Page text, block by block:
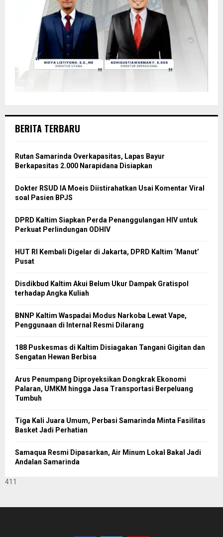
BERITA TERBARU
Rutan Samarinda Overkapasitas, Lapas Bayur
Berkapasitas 2.000 Narapidana Disiapkan
Dokter RSUD IA Moeis Diistirahatkan Usai Komentar Viral
soal Pasien BPJS
DPRD Kaltim Siapkan Perda Penanggulangan HIV untuk
Perkuat Perlindungan ODHIV
HUT RI Kembali Digelar di Jakarta, DPRD Kaltim ‘Manut’
Pusat
Disdikbud Kaltim Akui Belum Ukur Dampak Gratispol
terhadap Angka Kuliah
BNNP Kaltim Waspadai Modus Narkoba Lewat Vape,
Penggunaan di Internal Resmi Dilarang
188 Puskesmas di Kaltim Disiagakan Tangani Gigitan dan
Sengatan Hewan Berbisa
Arus Penumpang Diproyeksikan Dongkrak Ekonomi
Palaran, UMKM hingga Jasa Transportasi Berpeluang
Tumbuh
Tiga Kali Juara Umum, Perbasi Samarinda Minta Fasilitas
Basket Jadi Perhatian
Samaqua Resmi Dipasarkan, Air Minum Lokal Bakal Jadi
Andalan Samarinda
411